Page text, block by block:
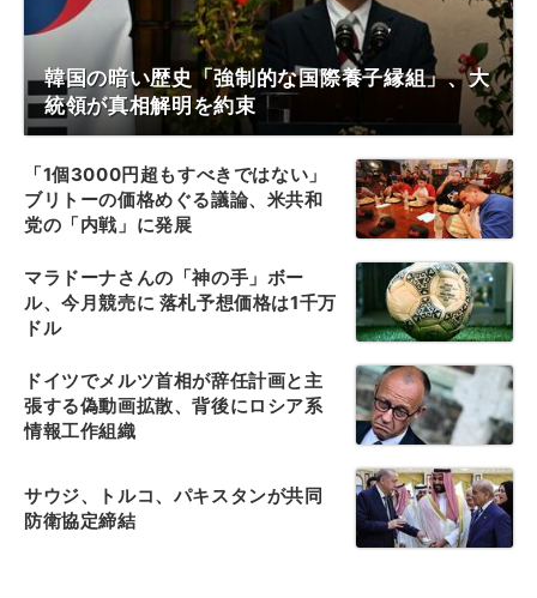
韓国の暗い歴史「強制的な国際養子縁組」、大
統領が真相解明を約束
「1個3000円超もすべきではない」
ブリトーの価格めぐる議論、米共和
党の「内戦」に発展
マラドーナさんの「神の手」ボー
ル、今月競売に 落札予想価格は1千万
ドル
ドイツでメルツ首相が辞任計画と主
張する偽動画拡散、背後にロシア系
情報工作組織
サウジ、トルコ、パキスタンが共同
防衛協定締結